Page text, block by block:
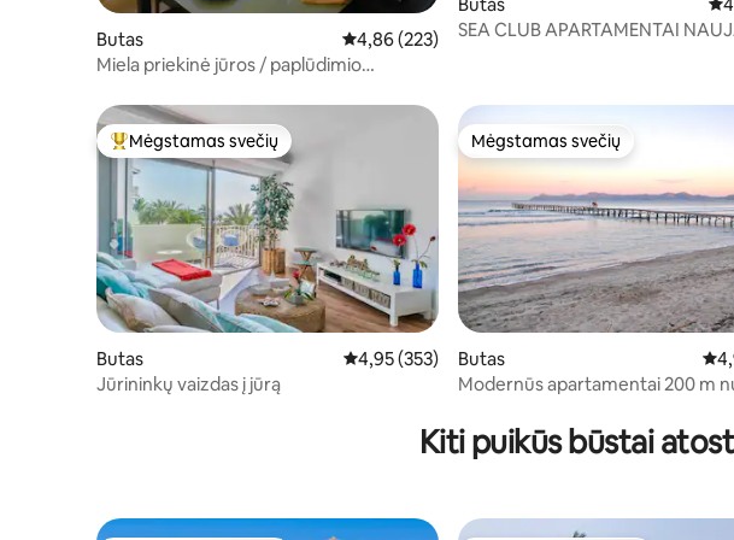
Butas Vidutinis įvertinimas: 4,86 iš 5, atsiliepimų: 223
4,86 (223)
Miela priekinė jūros / paplūdimio
Butas
SEA CLUB APARTAMENTAI
Svečių mėgstamiausias
Mėgstamas svečių
Butas Vidutinis įvertinimas: 4,95 iš 5, atsiliepimų: 353
4,95 (353)
Jūrininkų vaizdas į jūrą
Mėgstamas svečių
Mėgstamas svečių
Butas
Modernūs apartamentai 200 m
Kiti puikūs būstai